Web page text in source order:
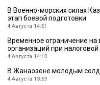
В Военно-морских силах
этап боевой подготовки
4 Августа 14:51
Временное ограничение на
организаций при
4 Августа 14:10
В Жанаозене молодым
4 Августа 13:59